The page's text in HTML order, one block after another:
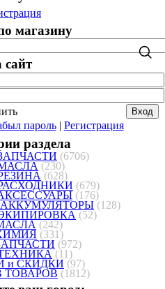
магазину
сайт
пароль| Регистрация
раздела
(6706)
(230)
(628)
(679)
(176)
(128)
(52)
(242)
(331)
(972)
(11)
и СКИДКИ (97)
ТОВАРОВ (1812)